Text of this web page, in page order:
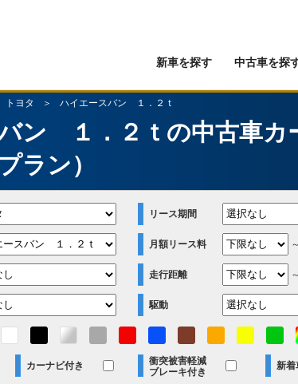
新車を探す 中古車を探
トヨタ ハイエースバン １．２ｔ
ン １．２ｔの中古車カ
ラン）
リース期間
月額リース料 ～
走行距離 ～
駆動
カーナビ付き
衝突被害軽減
ブレーキ付き
新着